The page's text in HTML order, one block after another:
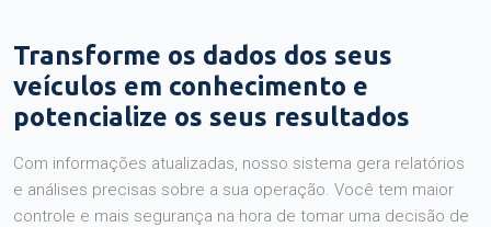
Transforme os dados dos seus
veículos em conhecimento e
potencialize os seus resultados
Com informações atualizadas, nosso sistema gera relatórios
e análises precisas sobre a sua operação. Você tem maior
controle e mais segurança na hora de tomar uma decisão de